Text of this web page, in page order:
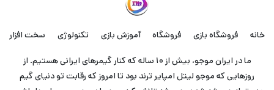
خانه فروشگاه بازی فروشگاه آموزش بازی تکنولوژی سخت افزار
ما در ایران موجو، بیش از ۱۰ ساله که کنار گیمرهای ایرانی هستیم. از
روزهایی که موجو لیتل امپایر ترند بود تا امروز که رقابت تو دنیای گیم